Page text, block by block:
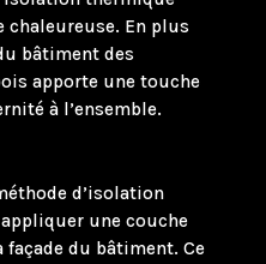
chaleureuse. En plus
bâtiment des
apporte une touche
à l’ensemble.
d’isolation
une couche
du bâtiment. Ce